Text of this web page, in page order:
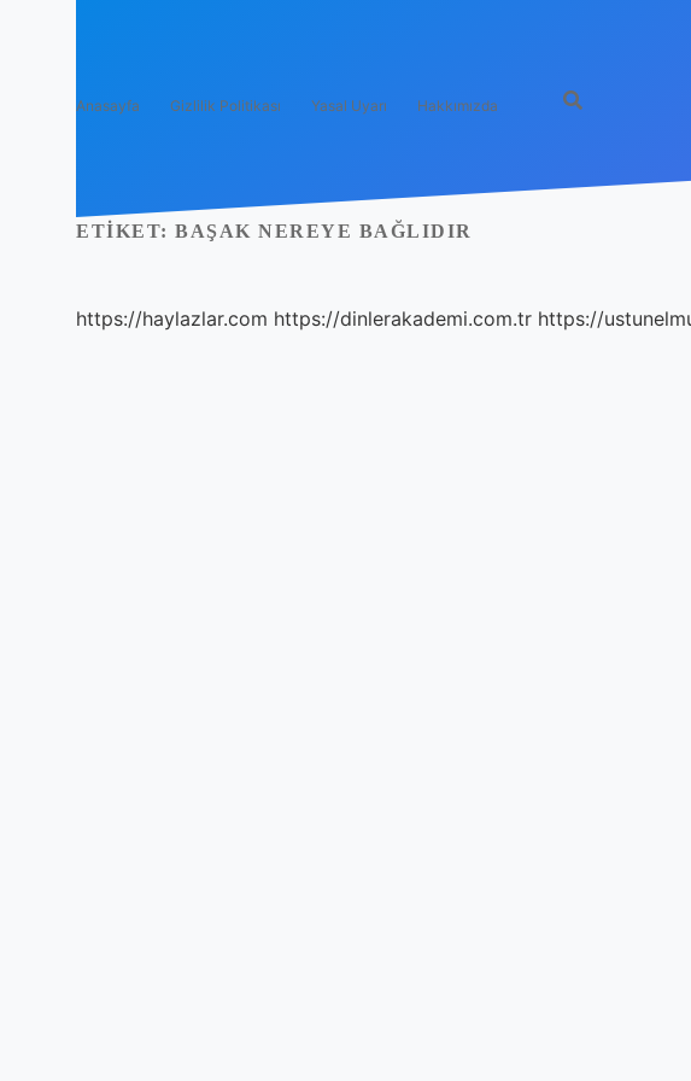
Anasayfa Gizlilik Politikası Yasal Uyarı Hakkımızda
ETIKET: BAŞAK NEREYE BAĞLIDIR
https://haylazlar.com https://dinlerakademi.com.tr https://